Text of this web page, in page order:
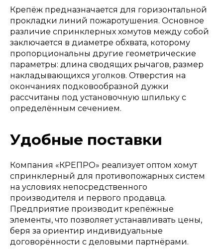
Крепёж предназначается для горизонтальной
прокладки линий пожаротушения. Основное
различие спринклерных хомутов между собой
заключается в диаметре обхвата, которому
пропорциональны другие геометрические
параметры: длина сводящих рычагов, размер
накладывающихся уголков. Отверстия на
окончаниях подковообразной дужки
рассчитаны под установочную шпильку с
определённым сечением.
Удобные поставки
Компания «КРЕПРО» реализует оптом хомут
спринклерный для противопожарных систем
на условиях непосредственного
производителя и первого продавца.
Предприятие производит крепёжные
элементы, что позволяет устанавливать цены,
беря за ориентир индивидуальные
договорённости с деловыми партнёрами.